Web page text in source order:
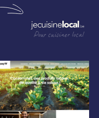
Pour cuisiner local